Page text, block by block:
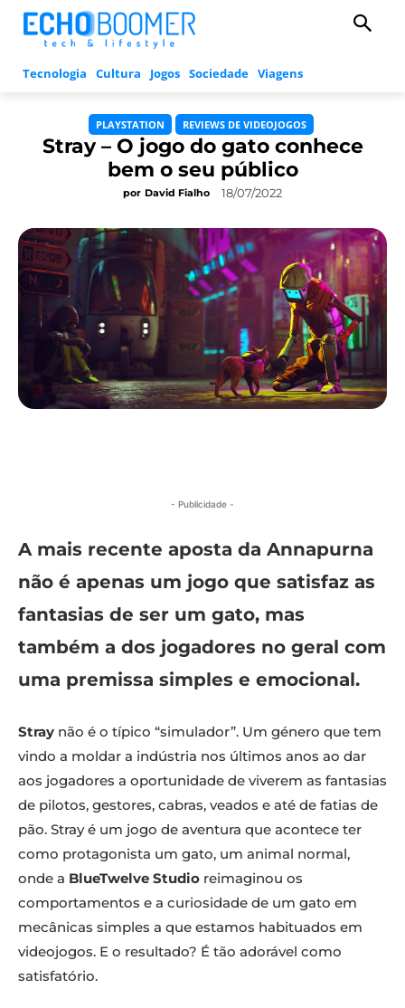
Tecnologia Cultura Jogos Sociedade Viagens
PLAYSTATION REVIEWS DE VIDEOJOGOS
Stray – O jogo do gato conhece
bem o seu público
por David Fialho 18/07/2022
- Publicidade -
A mais recente aposta da Annapurna
não é apenas um jogo que satisfaz as
fantasias de ser um gato, mas
também a dos jogadores no geral com
uma premissa simples e emocional.
Stray não é o típico “simulador”. Um género que tem
vindo a moldar a indústria nos últimos anos ao dar
aos jogadores a oportunidade de viverem as fantasias
de pilotos, gestores, cabras, veados e até de fatias de
pão. Stray é um jogo de aventura que acontece ter
como protagonista um gato, um animal normal,
onde a BlueTwelve Studio reimaginou os
comportamentos e a curiosidade de um gato em
mecânicas simples a que estamos habituados em
videojogos. E o resultado? É tão adorável como
satisfatório.